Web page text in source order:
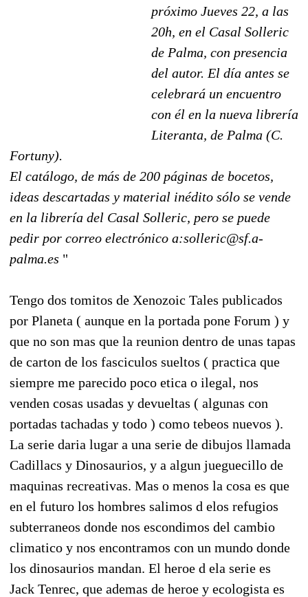
próximo Jueves 22, a las
20h, en el Casal Solleric
de Palma, con presencia
del autor. El día antes se
celebrará un encuentro
con él en la nueva librería
Literanta, de Palma (C.
Fortuny).
El catálogo, de más de 200 páginas de bocetos,
ideas descartadas y material inédito sólo se vende
en la librería del Casal Solleric, pero se puede
pedir por correo electrónico a:solleric@sf.a-
palma.es "
Tengo dos tomitos de Xenozoic Tales publicados
por Planeta ( aunque en la portada pone Forum ) y
que no son mas que la reunion dentro de unas tapas
de carton de los fasciculos sueltos ( practica que
siempre me parecido poco etica o ilegal, nos
venden cosas usadas y devueltas ( algunas con
portadas tachadas y todo ) como tebeos nuevos ).
La serie daria lugar a una serie de dibujos llamada
Cadillacs y Dinosaurios, y a algun jueguecillo de
maquinas recreativas. Mas o menos la cosa es que
en el futuro los hombres salimos d elos refugios
subterraneos donde nos escondimos del cambio
climatico y nos encontramos con un mundo donde
los dinosaurios mandan. El heroe d ela serie es
Jack Tenrec, que ademas de heroe y ecologista es